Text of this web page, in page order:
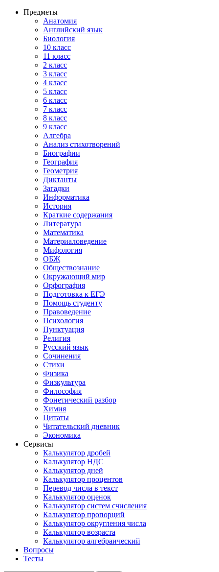
Предметы
Анатомия
Английский язык
Биология
10 класс
11 класс
2 класс
3 класс
4 класс
5 класс
6 класс
7 класс
8 класс
9 класс
Алгебра
Анализ стихотворений
Биографии
География
Геометрия
Диктанты
Загадки
Информатика
История
Краткие содержания
Литература
Математика
Материаловедение
Мифология
ОБЖ
Обществознание
Окружающий мир
Орфография
Подготовка к ЕГЭ
Помощь студенту
Правоведение
Психология
Пунктуация
Религия
Русский язык
Сочинения
Стихи
Физика
Физкультура
Философия
Фонетический разбор
Химия
Цитаты
Читательский дневник
Экономика
Сервисы
Калькулятор дробей
Калькулятор НДС
Калькулятор дней
Калькулятор процентов
Перевод числа в текст
Калькулятор оценок
Калькулятор систем счисления
Калькулятор пропорций
Калькулятор округления числа
Калькулятор возраста
Калькулятор алгебраический
Вопросы
Тесты